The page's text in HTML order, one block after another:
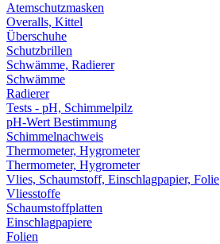
Atemschutzmasken
Overalls, Kittel
Überschuhe
Schutzbrillen
Schwämme, Radierer
Schwämme
Radierer
Tests - pH, Schimmelpilz
pH-Wert Bestimmung
Schimmelnachweis
Thermometer, Hygrometer
Thermometer, Hygrometer
Vlies, Schaumstoff, Einschlagpapier, Folie
Vliesstoffe
Schaumstoffplatten
Einschlagpapiere
Folien